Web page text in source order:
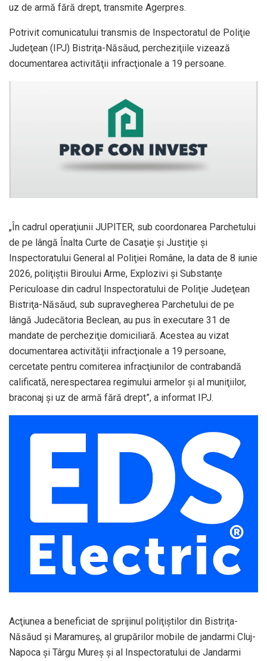
uz de armă fără drept, transmite Agerpres.
Potrivit comunicatului transmis de Inspectoratul de Poliţie
Judeţean (IPJ) Bistriţa-Năsăud, percheziţiile vizează
documentarea activităţii infracţionale a 19 persoane.
„În cadrul operaţiunii JUPITER, sub coordonarea Parchetului
de pe lângă Înalta Curte de Casaţie şi Justiţie şi
Inspectoratului General al Poliţiei Române, la data de 8 iunie
2026, poliţiştii Biroului Arme, Explozivi şi Substanţe
Periculoase din cadrul Inspectoratului de Poliţie Judeţean
Bistriţa-Năsăud, sub supravegherea Parchetului de pe
lângă Judecătoria Beclean, au pus în executare 31 de
mandate de percheziţie domiciliară. Acestea au vizat
documentarea activităţii infracţionale a 19 persoane,
cercetate pentru comiterea infracţiunilor de contrabandă
calificată, nerespectarea regimului armelor şi al muniţiilor,
braconaj şi uz de armă fără drept”, a informat IPJ.
Acţiunea a beneficiat de sprijinul poliţiştilor din Bistriţa-
Năsăud şi Maramureş, al grupărilor mobile de jandarmi Cluj-
Napoca şi Târgu Mureş şi al Inspectoratului de Jandarmi